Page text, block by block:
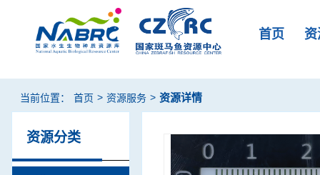
首页
当前位置： 首页 > 资源服务 > 资源详情
资源分类